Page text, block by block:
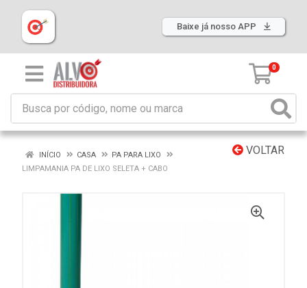
Baixe já nosso APP
0
VOLTAR
INÍCIO CASA
PA PARA LIXO
LIMPAMANIA PA DE LIXO SELETA + CABO